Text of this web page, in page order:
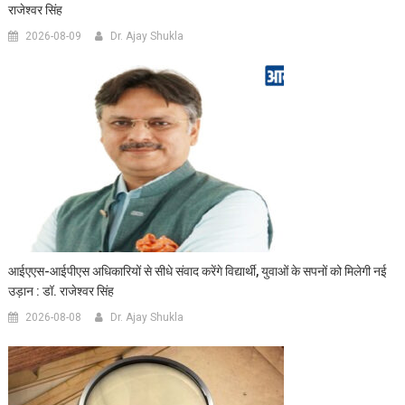
राजेश्वर सिंह
2026-08-09 Dr. Ajay Shukla
आईएएस-आईपीएस अधिकारियों से सीधे संवाद करेंगे विद्यार्थी, युवाओं के सपनों को मिलेगी नई
उड़ान : डॉ. राजेश्वर सिंह
2026-08-08 Dr. Ajay Shukla